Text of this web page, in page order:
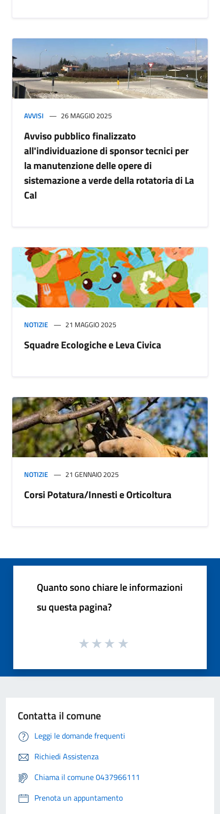
AVVISI 26 MAGGIO 2025
Avviso pubblico finalizzato
all'individuazione di sponsor tecnici per
la manutenzione delle opere di
sistemazione a verde della rotatoria di La
Cal
NOTIZIE 21 MAGGIO 2025
Squadre Ecologiche e Leva Civica
NOTIZIE 21 GENNAIO 2025
Corsi Potatura/Innesti e Orticoltura
Quanto sono chiare le informazioni
su questa pagina?
Contatta il comune
Leggi le domande frequenti
Richiedi Assistenza
Chiama il comune 0437966111
Prenota un appuntamento